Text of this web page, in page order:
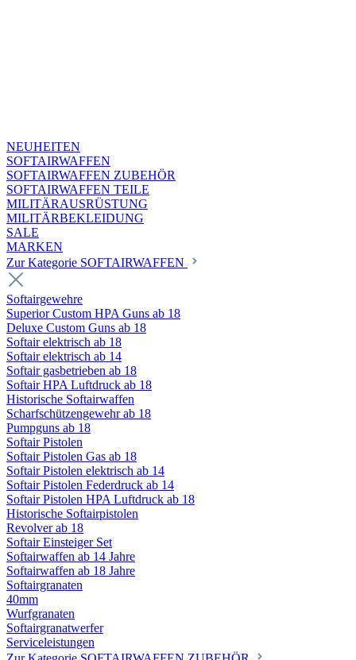
NEUHEITEN
SOFTAIRWAFFEN
SOFTAIRWAFFEN ZUBEHÖR
SOFTAIRWAFFEN TEILE
MILITÄRAUSRÜSTUNG
MILITÄRBEKLEIDUNG
SALE
MARKEN
Zur Kategorie SOFTAIRWAFFEN
Softairgewehre
Superior Custom HPA Guns ab 18
Deluxe Custom Guns ab 18
Softair elektrisch ab 18
Softair elektrisch ab 14
Softair gasbetrieben ab 18
Softair HPA Luftdruck ab 18
Historische Softairwaffen
Scharfschützengewehr ab 18
Pumpguns ab 18
Softair Pistolen
Softair Pistolen Gas ab 18
Softair Pistolen elektrisch ab 14
Softair Pistolen Federdruck ab 14
Softair Pistolen HPA Luftdruck ab 18
Historische Softairpistolen
Revolver ab 18
Softair Einsteiger Set
Softairwaffen ab 14 Jahre
Softairwaffen ab 18 Jahre
Softairgranaten
40mm
Wurfgranaten
Softairgranatwerfer
Serviceleistungen